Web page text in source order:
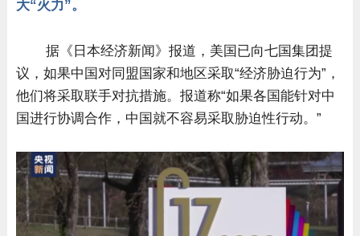
大“火力”。
据《日本经济新闻》报道，美国已向七国集团提
议，如果中国对同盟国家和地区采取“经济胁迫行为”，
他们将采取联手对抗措施。报道称“如果各国能针对中
国进行协调合作，中国就不容易采取胁迫性行动。”